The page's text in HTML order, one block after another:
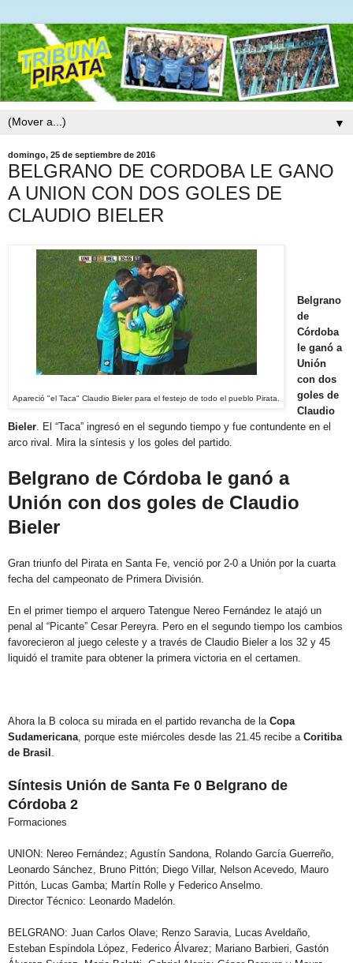
▼
domingo, 25 de septiembre de 2016
BELGRANO DE CORDOBA LE GANO
A UNION CON DOS GOLES DE
CLAUDIO BIELER
Apareció "el Taca" Claudio Bieler para el festejo de todo el pueblo Pirata.
Belgrano
de
Córdoba
le ganó a
Unión
con dos
goles de
Claudio
Bieler. El “Taca” ingresó en el segundo tiempo y fue contundente en el
arco rival. Mira la síntesis y los goles del partido.
Belgrano de Córdoba le ganó a
Unión con dos goles de Claudio
Bieler
Gran triunfo del Pirata en Santa Fe, venció por 2-0 a Unión por la cuarta
fecha del campeonato de Primera División.
En el primer tiempo el arquero Tatengue Nereo Fernández le atajó un
penal al “Picante” Cesar Pereyra. Pero en el segundo tiempo los cambios
favorecieron al juego celeste y a través de Claudio Bieler a los 32 y 45
liquidó el tramite para obtener la primera victoria en el certamen.
Ahora la B coloca su mirada en el partido revancha de la Copa
Sudamericana, porque este miércoles desde las 21.45 recibe a Coritiba
de Brasil .
Síntesis Unión de Santa Fe 0 Belgrano de
Córdoba 2
Formaciones
UNION: Nereo Fernández; Agustín Sandona, Rolando García Guerreño,
Leonardo Sánchez, Bruno Pittón; Diego Villar, Nelson Acevedo, Mauro
Pittón, Lucas Gamba; Martín Rolle y Federico Anselmo.
Director Técnico: Leonardo Madelón.
BELGRANO: Juan Carlos Olave; Renzo Saravia, Lucas Aveldaño,
Esteban Espíndola López, Federico Álvarez; Mariano Barbieri, Gastón